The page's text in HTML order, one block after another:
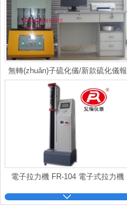
無轉(zhuǎn)子硫化儀/新款硫化儀報
電子拉力機 FR-104 電子式拉力機